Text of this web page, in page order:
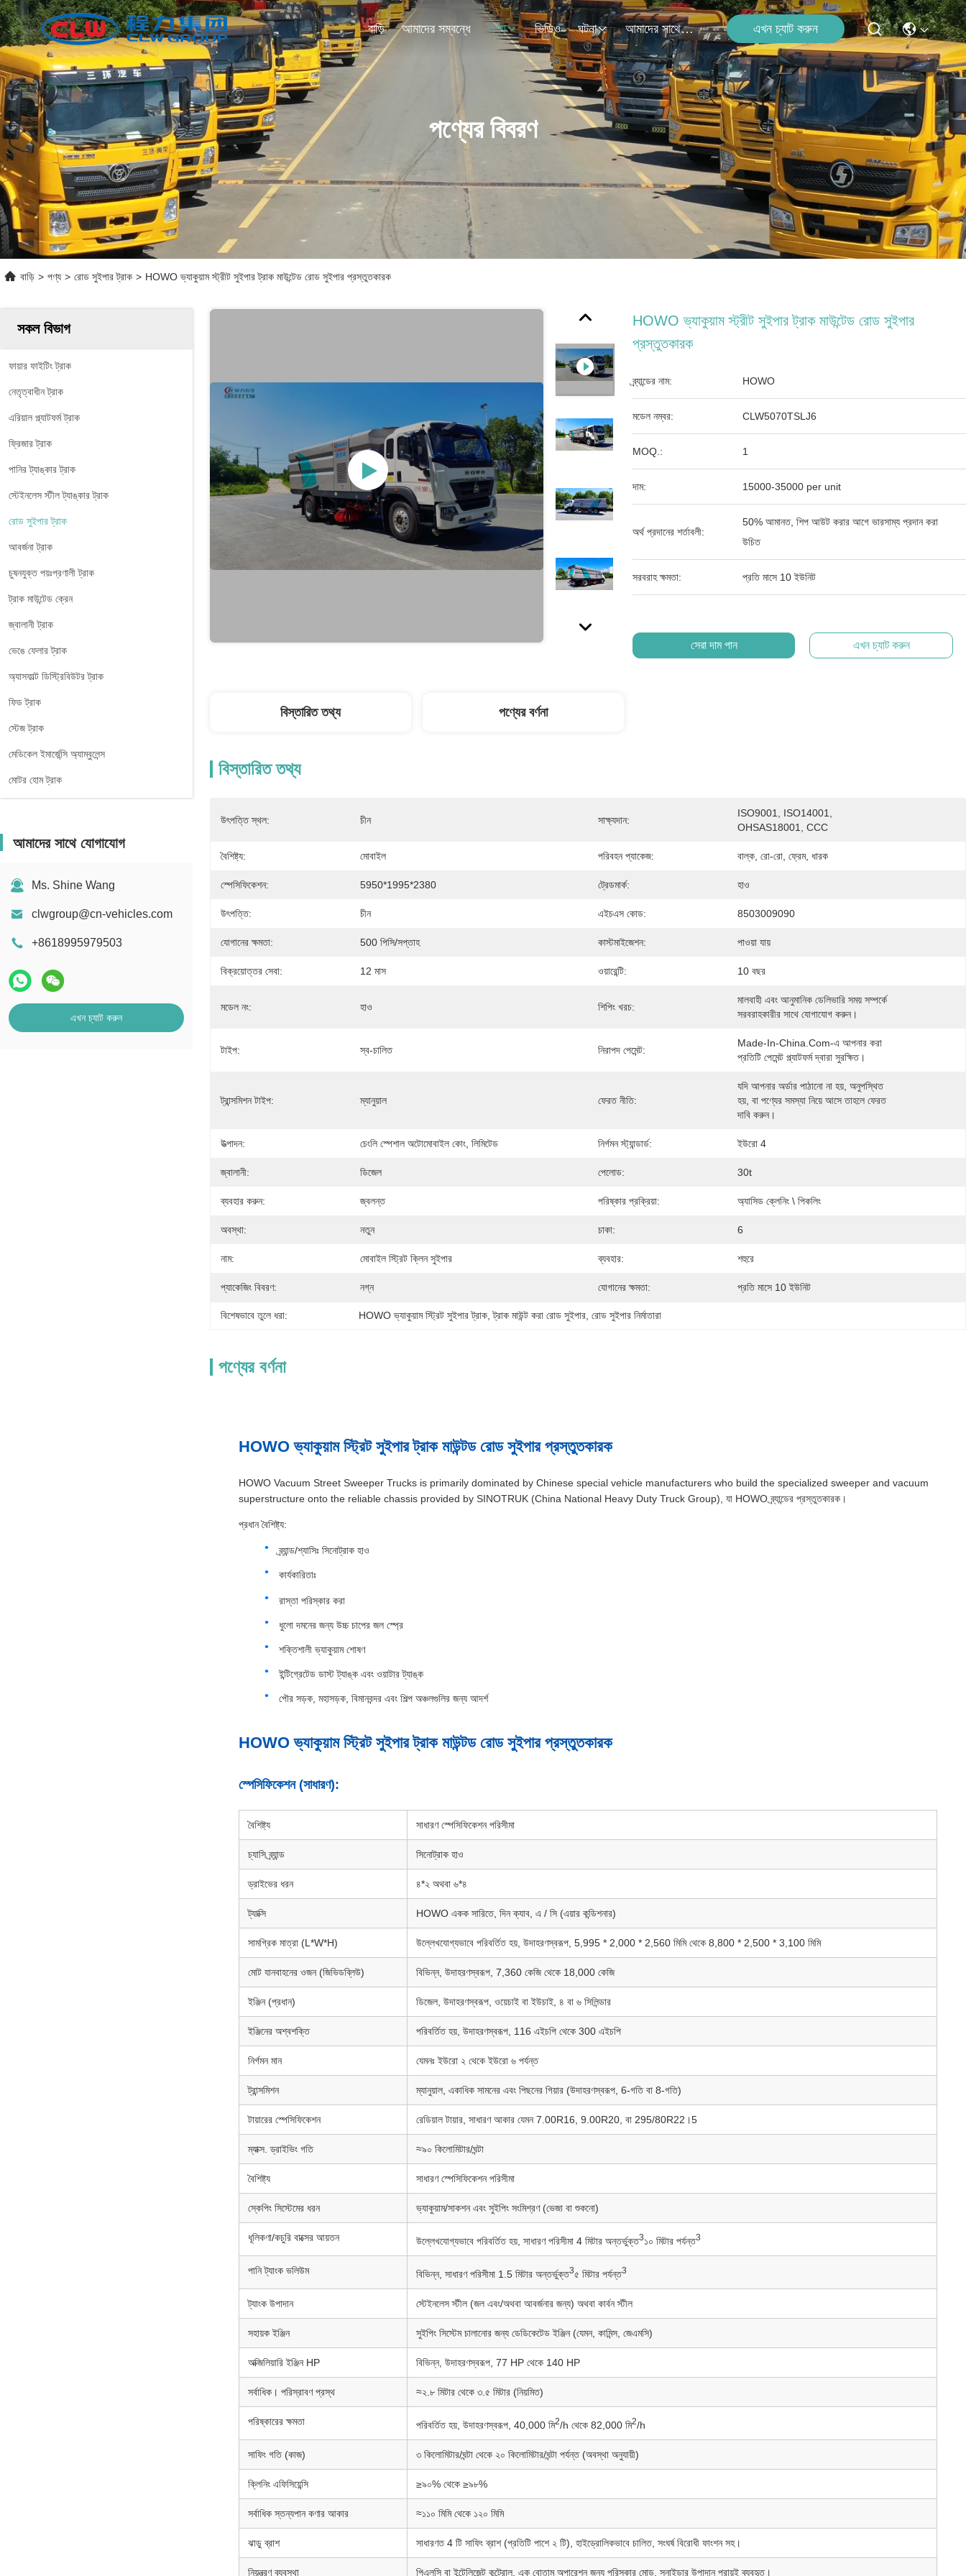
বাড়ি আমাদের সম্বন্ধে পণ্য ভিডিও ঘটনা আমাদের সাথে যোগাযোগ এখন চ্যাট করুন
পণ্যের বিবরণ
বাড়ি > পণ্য > রোড সুইপার ট্রাক > HOWO ভ্যাকুয়াম স্ট্রীট সুইপার ট্রাক মাউন্টেড রোড সুইপার প্রস্তুতকারক
সকল বিভাগ
ফায়ার ফাইটিং ট্রাক
নেতৃত্বাধীন ট্রাক
এরিয়াল প্ল্যাটফর্ম ট্রাক
ফ্রিজার ট্রাক
পানির ট্যাঙ্কার ট্রাক
স্টেইনলেস স্টীল ট্যাঙ্কার ট্রাক
রোড সুইপার ট্রাক
আবর্জনা ট্রাক
চুষনযুক্ত পয়ঃপ্রণালী ট্রাক
ট্রাক মাউন্টেড ক্রেন
জ্বালানী ট্রাক
ভেঙে ফেলার ট্রাক
অ্যাসফাল্ট ডিস্ট্রিবিউটর ট্রাক
ফিড ট্রাক
স্টেজ ট্রাক
মেডিকেল ইমার্জেন্সি অ্যাম্বুলেন্স
মোটর হোম ট্রাক
আমাদের সাথে যোগাযোগ
Ms. Shine Wang
clwgroup@cn-vehicles.com
+8618995979503
এখন চ্যাট করুন
HOWO ভ্যাকুয়াম স্ট্রীট সুইপার ট্রাক মাউন্টেড রোড সুইপার
প্রস্তুতকারক
ব্র্যান্ডের নাম: HOWO
মডেল নম্বর: CLW5070TSLJ6
MOQ.: 1
দাম: 15000-35000 per unit
অর্থ প্রদানের শর্তাবলী:
50% আমানত, শিপ আউট করার আগে ভারসাম্য প্রদান করা
উচিত
সরবরাহ ক্ষমতা: প্রতি মাসে 10 ইউনিট
সেরা দাম পান এখন চ্যাট করুন
বিস্তারিত তথ্য পণ্যের বর্ণনা
বিস্তারিত তথ্য
উৎপত্তি স্থল: চীন সাক্ষ্যদান:
ISO9001, ISO14001,
OHSAS18001, CCC
বৈশিষ্ট্য: মোবাইল পরিবহন প্যাকেজ: বাল্ক, রো-রো, ফ্রেম, ধারক
স্পেসিফিকেশন: 5950*1995*2380 ট্রেডমার্ক: হাও
উৎপত্তি: চীন এইচএস কোড: 8503009090
যোগানের ক্ষমতা: 500 পিসি/সপ্তাহ কাস্টমাইজেশন: পাওয়া যায়
বিক্রয়োত্তর সেবা: 12 মাস ওয়ারেন্টি: 10 বছর
মডেল নং: হাও শিপিং খরচ:
মালবাহী এবং আনুমানিক ডেলিভারি সময় সম্পর্কে
সরবরাহকারীর সাথে যোগাযোগ করুন।
টাইপ: স্ব-চালিত নিরাপদ পেমেন্ট:
Made-In-China.com-এ আপনার করা
প্রতিটি পেমেন্ট প্ল্যাটফর্ম দ্বারা সুরক্ষিত।
ট্রান্সমিশন টাইপ: ম্যানুয়াল ফেরত নীতি:
যদি আপনার অর্ডার পাঠানো না হয়, অনুপস্থিত
হয়, বা পণ্যের সমস্যা নিয়ে আসে তাহলে ফেরত
দাবি করুন।
উত্পাদন: চেংলি স্পেশাল অটোমোবাইল কোং, লিমিটেড নির্গমন স্ট্যান্ডার্ড: ইউরো 4
জ্বালানী: ডিজেল পেলোড: 30t
ব্যবহার করুন: জ্বলন্ত পরিষ্কার প্রক্রিয়া: অ্যাসিড ক্লেনিং \ পিকলিং
অবস্থা: নতুন চাকা: 6
নাম: মোবাইল স্ট্রিট ক্লিন সুইপার ব্যবহার: শহুরে
প্যাকেজিং বিবরণ: নগ্ন যোগানের ক্ষমতা: প্রতি মাসে 10 ইউনিট
বিশেষভাবে তুলে ধরা: HOWO ভ্যাকুয়াম স্ট্রিট সুইপার ট্রাক , ট্রাক মাউন্ট করা রোড সুইপার রোড সুইপার নির্মাতারা
পণ্যের বর্ণনা
HOWO ভ্যাকুয়াম স্ট্রিট সুইপার ট্রাক মাউন্টড রোড সুইপার প্রস্তুতকারক
HOWO Vacuum Street Sweeper Trucks is primarily dominated by Chinese special vehicle manufacturers who build the specialized sweeper and vacuum
superstructure onto the reliable chassis provided by SINOTRUK (China National Heavy Duty Truck Group), যা HOWO ব্র্যান্ডের প্রস্তুতকারক।
প্রধান বৈশিষ্ট্য:
ব্র্যান্ড/শ্যাসিঃ সিনোট্রাক হাও
কার্যকারিতাঃ
রাস্তা পরিস্কার করা
ধুলো দমনের জন্য উচ্চ চাপের জল স্প্রে
শক্তিশালী ভ্যাকুয়াম শোষণ
ইন্টিগ্রেটেড ডাস্ট ট্যাঙ্ক এবং ওয়াটার ট্যাঙ্ক
পৌর সড়ক, মহাসড়ক, বিমানবন্দর এবং শিল্প অঞ্চলগুলির জন্য আদর্শ
HOWO ভ্যাকুয়াম স্ট্রিট সুইপার ট্রাক মাউন্টড রোড সুইপার প্রস্তুতকারক
স্পেসিফিকেশন (সাধারণ):
বৈশিষ্ট্য সাধারণ স্পেসিফিকেশন পরিসীমা
চ্যাসি ব্র্যান্ড সিনোট্রাক হাও
ড্রাইভের ধরন ৪*২ অথবা ৬*৪
ট্যাক্সি HOWO একক সারিতে, দিন ক্যাব, এ / সি (এয়ার কন্ডিশনার)
সামগ্রিক মাত্রা (L*W*H) উল্লেখযোগ্যভাবে পরিবর্তিত হয়, উদাহরণস্বরূপ, 5,995 * 2,000 * 2,560 মিমি থেকে 8,800 * 2,500 * 3,100 মিমি
মোট যানবাহনের ওজন (জিভিডব্লিউ) বিভিন্ন, উদাহরণস্বরূপ, 7,360 কেজি থেকে 18,000 কেজি
ইঞ্জিন (প্রধান) ডিজেল, উদাহরণস্বরূপ, ওয়েচাই বা ইউচাই, ৪ বা ৬ সিলিন্ডার
ইঞ্জিনের অশ্বশক্তি পরিবর্তিত হয়, উদাহরণস্বরূপ, 116 এইচপি থেকে 300 এইচপি
নির্গমন মান যেমনঃ ইউরো ২ থেকে ইউরো ৬ পর্যন্ত
ট্রান্সমিশন ম্যানুয়াল, একাধিক সামনের এবং পিছনের গিয়ার (উদাহরণস্বরূপ, 6-গতি বা 8-গতি)
টায়ারের স্পেসিফিকেশন রেডিয়াল টায়ার, সাধারণ আকার যেমন 7.00R16, 9.00R20, বা 295/80R22।5
ম্যাক্স. ড্রাইভিং গতি ≈৯০ কিলোমিটার/ঘন্টা
বৈশিষ্ট্য সাধারণ স্পেসিফিকেশন পরিসীমা
স্কেপিং সিস্টেমের ধরন ভ্যাকুয়াম/সাকশন এবং সুইপিং সংমিশ্রণ (ভেজা বা শুকনো)
ধূলিকণা/কচুরি বাক্সের আয়তন উল্লেখযোগ্যভাবে পরিবর্তিত হয়, সাধারণ পরিসীমা 4 মিটার অন্তর্ভুক্ত3১০ মিটার পর্যন্ত3
পানি ট্যাংক ভলিউম বিভিন্ন, সাধারণ পরিসীমা 1.5 মিটার অন্তর্ভুক্ত3৫ মিটার পর্যন্ত3
ট্যাংক উপাদান স্টেইনলেস স্টীল (জল এবং/অথবা আবর্জনার জন্য) অথবা কার্বন স্টীল
সহায়ক ইঞ্জিন সুইপিং সিস্টেম চালানোর জন্য ডেডিকেটেড ইঞ্জিন (যেমন, কামিন্স, জেএমসি)
অক্জিলিয়ারি ইঞ্জিন HP বিভিন্ন, উদাহরণস্বরূপ, 77 HP থেকে 140 HP
সর্বাধিক। পরিস্রাবণ প্রস্থ ≈২.৮ মিটার থেকে ৩.৫ মিটার (নিয়মিত)
পরিষ্কারের ক্ষমতা পরিবর্তিত হয়, উদাহরণস্বরূপ, 40,000 মি2/h থেকে 82,000 মি2/h
সাফিং গতি (কাজ) ৩ কিলোমিটার/ঘন্টা থেকে ২০ কিলোমিটার/ঘন্টা পর্যন্ত (অবস্থা অনুযায়ী)
ক্লিনিং এফিসিয়েন্সি ≥৯০% থেকে ≥৯৮%
সর্বাধিক স্তন্যপান কণার আকার ≈১১০ মিমি থেকে ১২০ মিমি
ঝাড়ু ব্রাশ সাধারণত 4 টি সাফিং ব্রাশ (প্রতিটি পাশে ২ টি), হাইড্রোলিকভাবে চালিত, সংঘর্ষ বিরোধী ফাংশন সহ।
নিয়ন্ত্রণ ব্যবস্থা পিএলসি বা ইন্টেলিজেন্ট কন্ট্রোল, এক বোতাম অপারেশন জন্য পরিস্কার মোড, স্নাইডার উপাদান প্রায়ই ব্যবহৃত।